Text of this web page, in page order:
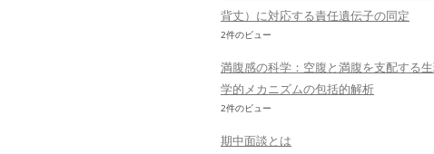
背丈）に対応する責任遺伝子の同定
2件のビュー
満腹感の科学：空腹と満腹を支配する
学的メカニズムの包括的解析
2件のビュー
期中面談とは